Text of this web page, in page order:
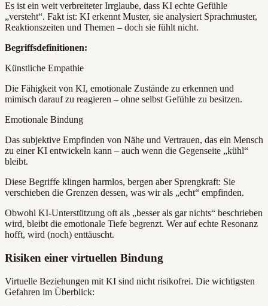
Es ist ein weit verbreiteter Irrglaube, dass KI echte Gefühle
„versteht“. Fakt ist: KI erkennt Muster, sie analysiert Sprachmuster,
Reaktionszeiten und Themen – doch sie fühlt nicht.
Begriffsdefinitionen:
Künstliche Empathie
Die Fähigkeit von KI, emotionale Zustände zu erkennen und
mimisch darauf zu reagieren – ohne selbst Gefühle zu besitzen.
Emotionale Bindung
Das subjektive Empfinden von Nähe und Vertrauen, das ein Mensch
zu einer KI entwickeln kann – auch wenn die Gegenseite „kühl“
bleibt.
Diese Begriffe klingen harmlos, bergen aber Sprengkraft: Sie
verschieben die Grenzen dessen, was wir als „echt“ empfinden.
Obwohl KI-Unterstützung oft als „besser als gar nichts“ beschrieben
wird, bleibt die emotionale Tiefe begrenzt. Wer auf echte Resonanz
hofft, wird (noch) enttäuscht.
Risiken einer virtuellen Bindung
Virtuelle Beziehungen mit KI sind nicht risikofrei. Die wichtigsten
Gefahren im Überblick: